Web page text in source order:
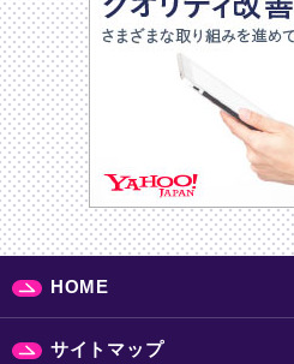
HOME
サイトマップ